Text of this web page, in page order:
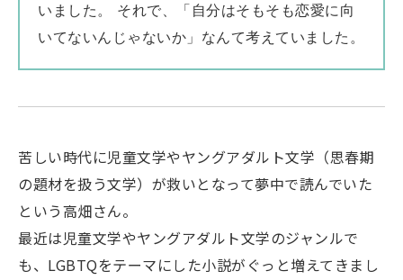
いました。 それで、「自分はそもそも恋愛に向
いてないんじゃないか」なんて考えていました。
苦しい時代に児童文学やヤングアダルト文学（思春期
の題材を扱う文学）が救いとなって夢中で読んでいた
という高畑さん。
最近は児童文学やヤングアダルト文学のジャンルで
も、LGBTQをテーマにした小説がぐっと増えてきまし